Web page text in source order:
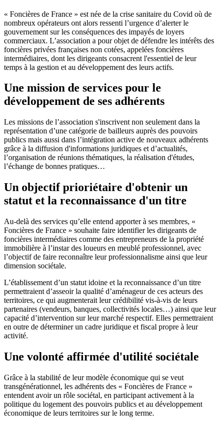
« Foncières de France » est née de la crise sanitaire du Covid où de
nombreux opérateurs ont alors ressenti l’urgence d’alerter le
gouvernement sur les conséquences des impayés de loyers
commerciaux. L’association a pour objet de défendre les intérêts des
foncières privées françaises non cotées, appelées foncières
intermédiaires, dont les dirigeants consacrent l'essentiel de leur
temps à la gestion et au développement des leurs actifs.
Une mission de services pour le
développement de ses adhérents
Les missions de l’association s'inscrivent non seulement dans la
représentation d’une catégorie de bailleurs auprès des pouvoirs
publics mais aussi dans l’intégration active de nouveaux adhérents
grâce à la diffusion d'informations juridiques et d’actualités,
l’organisation de réunions thématiques, la réalisation d'études,
l’échange de bonnes pratiques…
Un objectif prioriétaire d'obtenir un
statut et la reconnaissance d'un titre
Au-delà des services qu’elle entend apporter à ses membres, «
Foncières de France » souhaite faire identifier les dirigeants de
foncières intermédiaires comme des entrepreneurs de la propriété
immobilière à l’instar des loueurs en meublé professionnel, avec
l’objectif de faire reconnaître leur professionnalisme ainsi que leur
dimension sociétale.
L’établissement d’un statut idoine et la reconnaissance d’un titre
permettraient d’asseoir la qualité d’aménageur de ces acteurs des
territoires, ce qui augmenterait leur crédibilité vis-à-vis de leurs
partenaires (vendeurs, banques, collectivités locales…) ainsi que leur
capacité d’intervention sur leur marché respectif. Elles permettraient
en outre de déterminer un cadre juridique et fiscal propre à leur
activité.
Une volonté affirmée d'utilité sociétale
Grâce à la stabilité de leur modèle économique qui se veut
transgénérationnel, les adhérents des « Foncières de France »
entendent avoir un rôle sociétal, en participant activement à la
politique du logement des pouvoirs publics et au développement
économique de leurs territoires sur le long terme.